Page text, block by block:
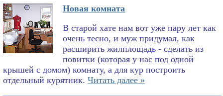
Новая комната
В старой хате нам вот уже пару лет как
очень тесно, и муж придумал, как
расширить жилплощадь - сделать из
повитки (которая у нас под одной
крышей с домом) комнату, а для кур построить
отдельный курятник. Читать далее »